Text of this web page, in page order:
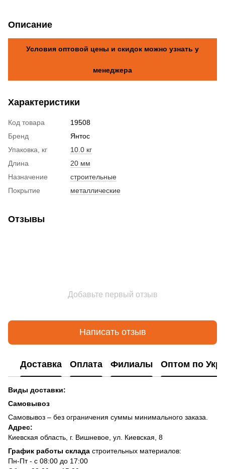
Описание
Условия оптовой цены и скидок можно узнать у
менеджера
Характеристики
Код товара
19508
Бренд
Янтос
Упаковка, кг
10.0 кг
Длина
20 мм
Назначение
строительные
Покрытие
металлические
Отзывы
Добавьте первый отзыв
Написать отзыв
Доставка Оплата Филиалы Оптом по
Виды доставки:
Самовывоз
Самовывоз – без ограничения суммы минимального заказа.
Адрес:
Киевская область, г. Вишневое, ул. Киевская, 8
График работы склада строительных материалов:
Пн-Пт - с 08:00 до 17:00